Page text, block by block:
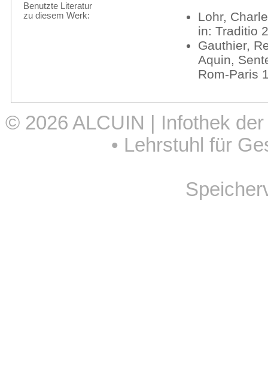
Benutzte Literatur
zu diesem Werk:
Lohr,
in: Traditio
Gauthier,
Aquin,
Rom-Paris
© 2026 ALCUIN | Infothek
• Lehrstuhl für